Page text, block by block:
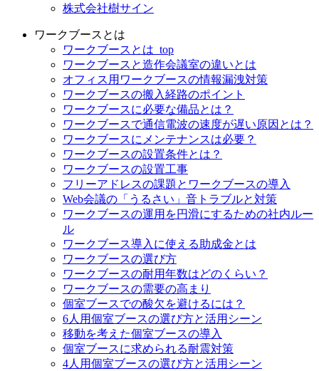
株式会社樹サイン
ワークブースとは
ワークブースとは_top
ワークブースと造作会議室の違いとは
オフィス用ワークブースの情報漏洩対策
ワークブースの搬入経路のポイント
ワークブースに必要な備品とは？
ワークブースで通信電波の速度が遅い原因とは？
ワークブースにメンテナンスは必要？
ワークブースの設置条件とは？
ワークブースの設置工事
フリーアドレスの課題とワークブースの導入
Web会議の「うるさい」音トラブルと対策
ワークブースの運用を円滑にするための社内ルー
ル
ワークブース導入に使える助成金とは
ワークブースの選び方
ワークブースの耐用年数はどのくらい？
ワークブースの需要の高まり
個室ブースでの酸欠を避けるには？
6人用個室ブースの選び方と活用シーン
移動を考えた個室ブースの導入
個室ブースに求められる耐震対策
4人用個室ブースの選び方と活用シーン